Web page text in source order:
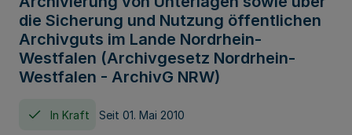
die Sicherung und Nutzung öffentlichen
Archivguts im Lande Nordrhein-
Westfalen (Archivgesetz Nordrhein-
Westfalen - ArchivG NRW)
In Kraft Seit 01. Mai 2010